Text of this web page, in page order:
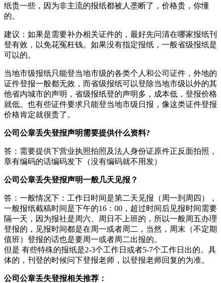
纸贵一些，因为非主流的报纸都被人垄断了，价格贵，你懂
的。
建议：如果是需要补办相关证件的，最好先问清在哪家报纸刊
登有效，以免花冤枉钱。如果没有指定报纸，一般省级报纸是
可以的。
当地市级报纸只能登当地市级的各类个人和公司证件，外地的
证件登报一般都无效，而省级报纸可以登除当地市级以外的其
他省内城市的声明，省级报纸登的声明多，成本低，登报价格
就低。也有些证件要求只能登当地市级日报，像这类证件登报
价格肯定就很贵了。
公司公章丢失登报声明需要提供什么资料?
答：需要提供下营业执照拍照及法人身份证原件正反面拍照，
章有编码的话编码发下（没有编码就不用发）
公司公章丢失登报声明一般几天见报？
答：一般情况下：工作日时间是第二天见报（周一到周四），
一般报纸截稿时间是下午的16：00，超过时间后见报时间需要
隔一天，因为报社是周六、周日不上班的，所以一般周五办理
登报的，见报时间都是在周一或者周二，当然，周末（不定期
值班）登报的话也是要周一或者周二出报的。
但是 有些特殊的报纸是2-3个工作日或者5-7个工作日出的。具
体的，刊登的时候问下登报老师，以登报老师回复的为准。
公司公章丢失登报相关推荐：